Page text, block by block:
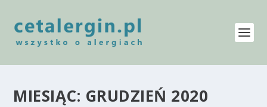
MIESIĄC: GRUDZIEŃ 2020